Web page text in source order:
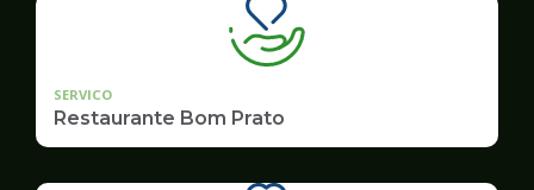
SERVICO
Restaurante Bom Prato